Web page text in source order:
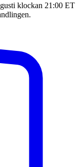
klockan 21:00 ET